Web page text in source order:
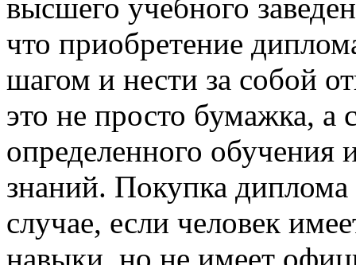
высшего учебного
что приобретение
шагом и нести за собой
это не просто бумажка, а
определенного обучения
знаний. Покупка
случае, если человек
навыки, но не имеет